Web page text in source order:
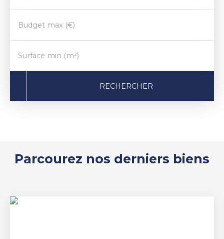
Budget max (€)
Surface min (m²)
RECHERCHER
Parcourez nos derniers biens